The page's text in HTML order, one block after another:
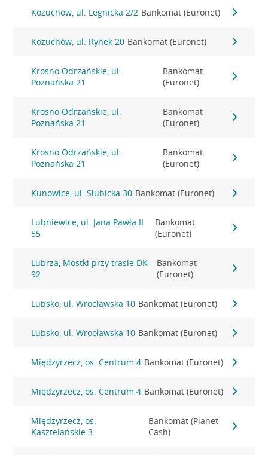
Kożuchów, ul. Legnicka 2/2 Bankomat (Euronet)
Kożuchów, ul. Rynek 20 Bankomat (Euronet)
Krosno Odrzańskie, ul.
Poznańska 21
Bankomat
(Euronet)
Krosno Odrzańskie, ul.
Poznańska 21
Bankomat
(Euronet)
Krosno Odrzańskie, ul.
Poznańska 21
Bankomat
(Euronet)
Kunowice, ul. Słubicka 30 Bankomat (Euronet)
Lubniewice, ul. Jana Pawła II
55
Bankomat
(Euronet)
Lubrza, Mostki przy trasie DK-
92
Bankomat
(Euronet)
Lubsko, ul. Wrocławska 10 Bankomat (Euronet)
Lubsko, ul. Wrocławska 10 Bankomat (Euronet)
Międzyrzecz, os. Centrum 4 Bankomat (Euronet)
Międzyrzecz, os. Centrum 4 Bankomat (Euronet)
Międzyrzecz, os.
Kasztelańskie 3
Bankomat (Planet
Cash)